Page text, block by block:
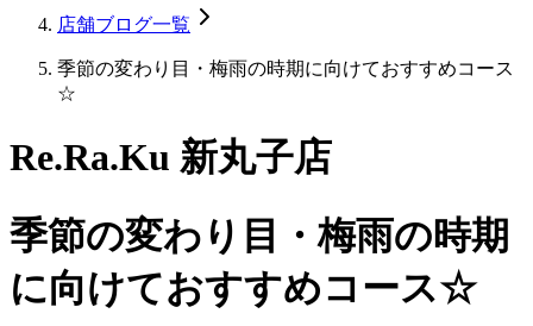
店舗ブログ一覧
季節の変わり目・梅雨の時期に向けておすすめコース
☆
Re.Ra.Ku 新丸子店
季節の変わり目・梅雨の時期
に向けておすすめコース☆